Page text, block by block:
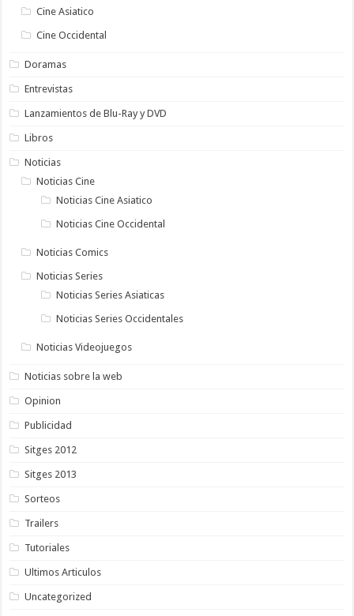
Cine Asiatico
Cine Occidental
Doramas
Entrevistas
Lanzamientos de Blu-Ray y DVD
Libros
Noticias
Noticias Cine
Noticias Cine Asiatico
Noticias Cine Occidental
Noticias Comics
Noticias Series
Noticias Series Asiaticas
Noticias Series Occidentales
Noticias Videojuegos
Noticias sobre la web
Opinion
Publicidad
Sitges 2012
Sitges 2013
Sorteos
Trailers
Tutoriales
Ultimos Articulos
Uncategorized